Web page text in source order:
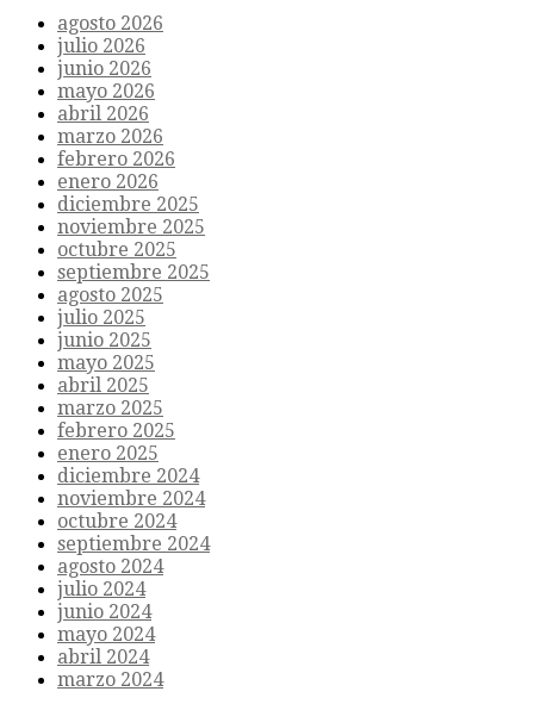
agosto 2026
julio 2026
junio 2026
mayo 2026
abril 2026
marzo 2026
febrero 2026
enero 2026
diciembre 2025
noviembre 2025
octubre 2025
septiembre 2025
agosto 2025
julio 2025
junio 2025
mayo 2025
abril 2025
marzo 2025
febrero 2025
enero 2025
diciembre 2024
noviembre 2024
octubre 2024
septiembre 2024
agosto 2024
julio 2024
junio 2024
mayo 2024
abril 2024
marzo 2024